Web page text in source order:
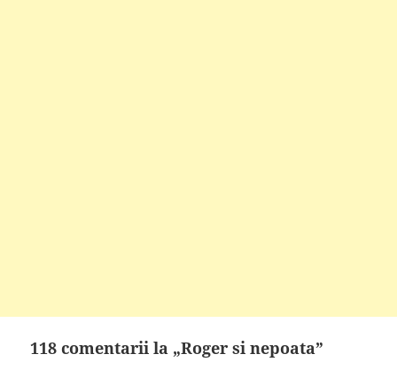
118 comentarii la „Roger si nepoata”